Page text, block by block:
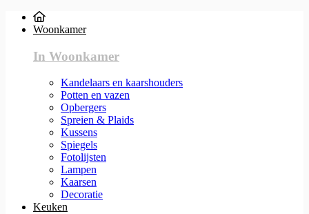
Woonkamer
In Woonkamer
Kandelaars en kaarshouders
Potten en vazen
Opbergers
Spreien & Plaids
Kussens
Spiegels
Fotolijsten
Lampen
Kaarsen
Decoratie
Keuken